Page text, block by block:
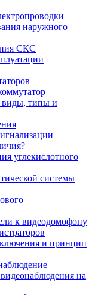
наружного
СКС
виды, типы и
углекислотного
системы
к видеодомофону
и принцип
на